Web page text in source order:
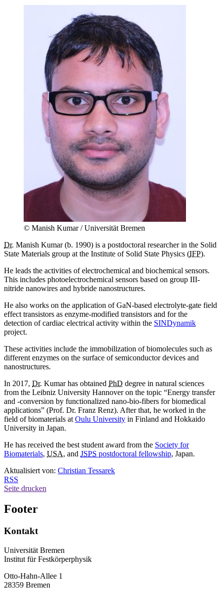
© Manish Kumar / Universität Bremen
Dr. Manish Kumar (b. 1990) is a postdoctoral researcher in the Solid
State Materials group at the Institute of Solid State Physics (IFP).
He leads the activities of electrochemical and biochemical sensors.
This includes photoelectrochemical sensors based on group III-
nitride nanowires and hybride nanostructures.
He also works on the application of GaN-based electrolyte-gate field
effect transistors as enzyme-modified transistors and for the
detection of cardiac electrical activity within the SINDynamik
project.
These activities include the immobilization of biomolecules such as
different enzymes on the surface of semiconductor devices and
nanostructures.
In 2017, Dr. Kumar has obtained PhD degree in natural sciences
from the Leibniz University Hannover on the topic “Energy transfer
and -conversion by functionalized nano-bio-fibers for biomedical
applications” (Prof. Dr. Franz Renz). After that, he worked in the
field of biomaterials at Oulu University in Finland and Hokkaido
University in Japan.
He has received the best student award from the Society for
Biomaterials, USA, and JSPS postdoctoral fellowship, Japan.
Aktualisiert von: Christian Tessarek
RSS
Seite drucken
Footer
Kontakt
Universität Bremen
Institut für Festkörperphysik
Otto-Hahn-Allee 1
28359 Bremen